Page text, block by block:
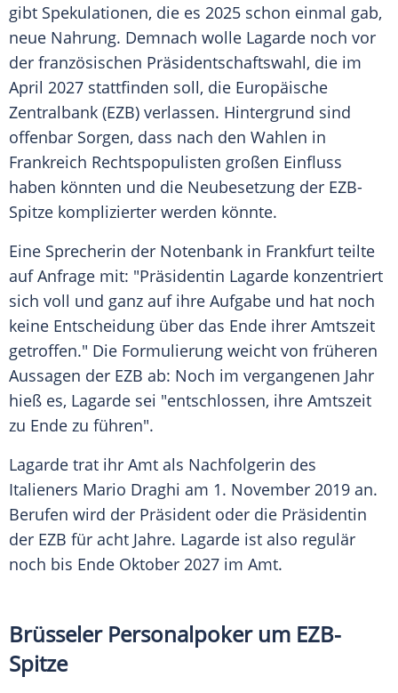
gibt Spekulationen, die es 2025 schon einmal gab,
neue Nahrung. Demnach wolle Lagarde noch vor
der französischen Präsidentschaftswahl, die im
April 2027 stattfinden soll, die Europäische
Zentralbank (EZB) verlassen. Hintergrund sind
offenbar Sorgen, dass nach den Wahlen in
Frankreich Rechtspopulisten großen Einfluss
haben könnten und die Neubesetzung der EZB-
Spitze komplizierter werden könnte.
Eine Sprecherin der Notenbank in Frankfurt teilte
auf Anfrage mit: "Präsidentin Lagarde konzentriert
sich voll und ganz auf ihre Aufgabe und hat noch
keine Entscheidung über das Ende ihrer Amtszeit
getroffen." Die Formulierung weicht von früheren
Aussagen der EZB ab: Noch im vergangenen Jahr
hieß es, Lagarde sei "entschlossen, ihre Amtszeit
zu Ende zu führen".
Lagarde trat ihr Amt als Nachfolgerin des
Italieners Mario Draghi am 1. November 2019 an.
Berufen wird der Präsident oder die Präsidentin
der EZB für acht Jahre. Lagarde ist also regulär
noch bis Ende Oktober 2027 im Amt.
Brüsseler Personalpoker um EZB-
Spitze